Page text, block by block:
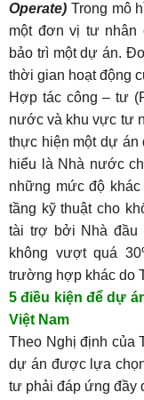
Operate) Trong mô
một đơn vị tư nhân
bảo trì một dự án.
thời gian hoạt động
Hợp tác công – tư
nước và khu vực tư
thực hiện một dự án
hiểu là Nhà nước
những mức độ
tầng kỹ thuật cho
tài trợ bởi Nhà đầu
không vượt quá
trường hợp khác do
5 điều kiện để dự
Việt Nam
Theo Nghị định của
dự án được lựa
tư phải đáp ứng đầy